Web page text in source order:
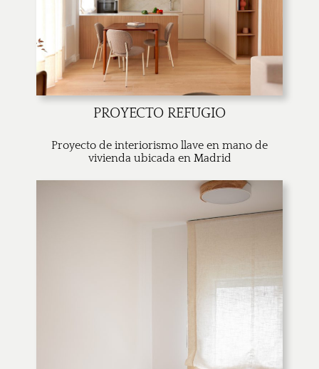
PROYECTO REFUGIO
Proyecto de interiorismo llave en mano de
vivienda ubicada en Madrid